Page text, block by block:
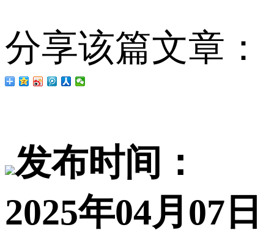
分享该篇文章：
发布时间：
2025年04月07日